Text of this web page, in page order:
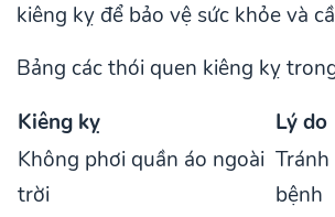
kiêng kỵ để bảo vệ sức khỏe và
Bảng các thói quen kiêng kỵ
Kiêng kỵ
Lý do
Không phơi quần áo ngoài
trời
bệnh